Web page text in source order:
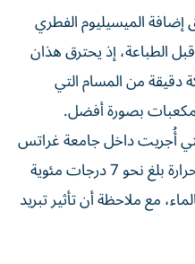
إضافة الميسيليوم الفطري
الطباعة، إذ يحترق هذان
دقيقة من المسام التي
بصورة أفضل.
أُجريت داخل جامعة غراتس
للتكنولوجيا، انخفاضاً في درجة الحرارة بلغ نحو 7 درجات مئوية
مع ملاحظة أن تأثير تبريد